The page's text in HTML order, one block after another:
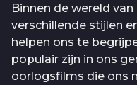
Binnen de wereld
verschillende stijlen
helpen ons te
populair zijn in ons
oorlogsfilms die ons